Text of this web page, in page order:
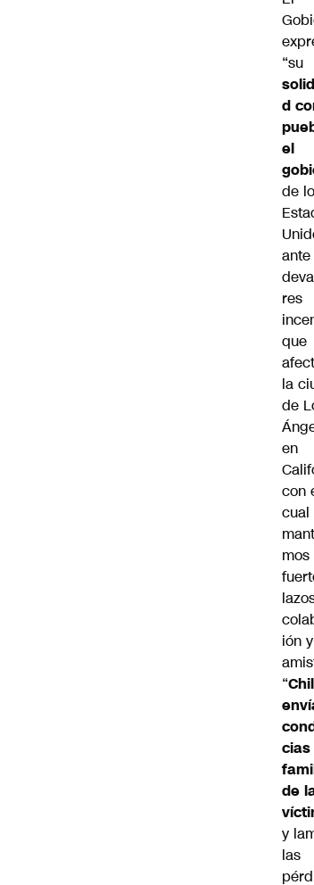
“su
d
el
de
res
que
la
de
en
con
cual
mos
ión y
“
de
y
las